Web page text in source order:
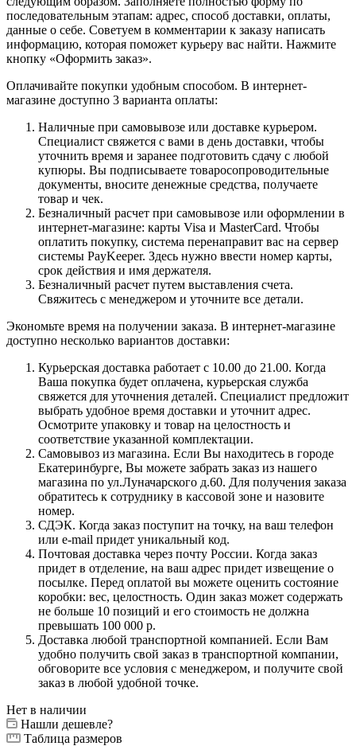
последовательным этапам: адрес, способ доставки, оплаты,
данные о себе. Советуем в комментарии к заказу написать
информацию, которая поможет курьеру вас найти. Нажмите
кнопку «Оформить заказ».
Оплачивайте покупки удобным способом. В интернет-
магазине доступно 3 варианта оплаты:
Наличные при самовывозе или доставке курьером.
Специалист свяжется с вами в день доставки, чтобы
уточнить время и заранее подготовить сдачу с любой
купюры. Вы подписываете товаросопроводительные
документы, вносите денежные средства, получаете
товар и чек.
Безналичный расчет при самовывозе или оформлении в
интернет-магазине: карты Visa и MasterCard. Чтобы
оплатить покупку, система перенаправит вас на сервер
системы PayKeeper. Здесь нужно ввести номер карты,
срок действия и имя держателя.
Безналичный расчет путем выставления счета.
Свяжитесь с менеджером и уточните все детали.
Экономьте время на получении заказа. В интернет-магазине
доступно несколько вариантов доставки:
Курьерская доставка работает с 10.00 до 21.00. Когда
Ваша покупка будет оплачена, курьерская служба
свяжется для уточнения деталей. Специалист предложит
выбрать удобное время доставки и уточнит адрес.
Осмотрите упаковку и товар на целостность и
соответствие указанной комплектации.
Самовывоз из магазина. Если Вы находитесь в городе
Екатеринбурге, Вы можете забрать заказ из нашего
магазина по ул.Луначарского д.60. Для получения заказа
обратитесь к сотруднику в кассовой зоне и назовите
номер.
СДЭК. Когда заказ поступит на точку, на ваш телефон
или e-mail придет уникальный код.
Почтовая доставка через почту России. Когда заказ
придет в отделение, на ваш адрес придет извещение о
посылке. Перед оплатой вы можете оценить состояние
коробки: вес, целостность. Один заказ может содержать
не больше 10 позиций и его стоимость не должна
превышать 100 000 р.
Доставка любой транспортной компанией. Если Вам
удобно получить свой заказ в транспортной компании,
обговорите все условия с менеджером, и получите свой
заказ в любой удобной точке.
Нет в наличии
Нашли дешевле?
Таблица размеров